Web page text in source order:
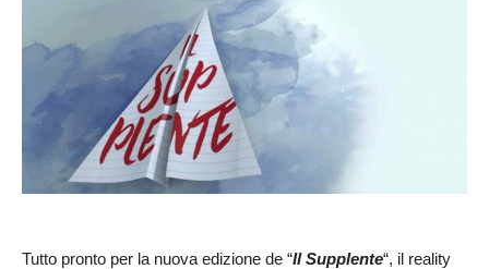
Tutto pronto per la nuova edizione de “Il Supplente“, il reality